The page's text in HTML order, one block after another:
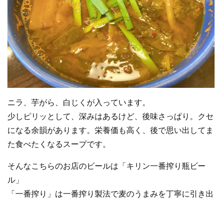
ニラ、芋がら、白じくが入っています。
少しピリッとして、深みはあるけど、後味さっぱり。クセ
になる余韻があります。栄養価も高く、後で思い出してま
た食べたくなるスープです。
そんなこちらのお店のビールは「キリン一番搾り瓶ビー
ル」
「一番搾り」は一番搾り製法で麦のうまみを丁寧に引き出